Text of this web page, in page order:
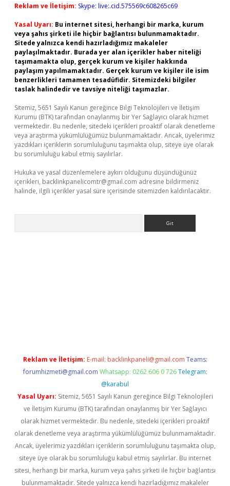
Reklam ve İletişim: Skype: live:.cid.575569c608265c69
Yasal Uyarı: Bu internet sitesi, herhangi bir marka, kurum
veya şahıs şirketi ile hiçbir bağlantısı bulunmamaktadır.
Sitede yalnızca kendi hazırladığımız makaleler
paylaşılmaktadır. Burada yer alan içerikler haber niteliği
taşımamakta olup, gerçek kurum ve kişiler hakkında
paylaşım yapılmamaktadır. Gerçek kurum ve kişiler ile isim
benzerlikleri tamamen tesadüfidir. Sitemizdeki bilgiler
taslak halindedir ve tavsiye niteliği taşımazlar.
Sitemiz, 5651 Sayılı Kanun gereğince Bilgi Teknolojileri ve İletişim
Kurumu (BTK) tarafından onaylanmış bir Yer Sağlayıcı olarak hizmet
vermektedir. Bu nedenle, sitedeki içerikleri proaktif olarak denetleme
veya araştırma yükümlülüğümüz bulunmamaktadır. Ancak, üyelerimiz
yazdıkları içeriklerin sorumluluğunu taşımakta olup, siteye üye olarak
bu sorumluluğu kabul etmiş sayılırlar.
Hukuka ve yasal düzenlemelere aykırı olduğunu düşündüğünüz
içerikleri, backlinkpanelicomtr@gmail.com adresine bildirmeniz
halinde, ilgili içerikler yasal süre içerisinde sitemizden kaldırılacaktır.
Reklam ve İletişim: E-mail: backlinkpaneli@gmail.com Teams:
forumhizmeti@gmail.com Whatsapp: 0262 606 0 726 Telegram:
@karabul
Yasal Uyarı: Sitemiz, 5651 Sayılı Kanun gereğince Bilgi Teknolojileri
ve İletişim Kurumu (BTK) tarafından onaylanmış bir Yer Sağlayıcı
olarak hizmet vermektedir. Bu nedenle, sitedeki içerikleri proaktif
olarak denetleme veya araştırma yükümlülüğümüz bulunmamaktadır.
Ancak, üyelerimiz yazdıkları içeriklerin sorumluluğunu taşımakta olup,
siteye üye olarak bu sorumluluğu kabul etmiş sayılırlar. Bu internet
sitesi, herhangi bir marka, kurum veya şahıs şirketi ile hiçbir bağlantısı
bulunmamaktadır. Sitede yalnızca kendi hazırladığımız makaleler